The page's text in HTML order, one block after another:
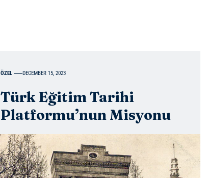
ÖZEL DECEMBER 15, 2023
Türk Eğitim Tarihi
Platformu’nun Misyonu